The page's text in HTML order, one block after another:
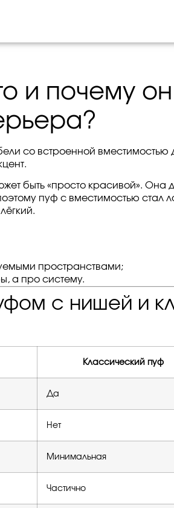
и почему
со встроенной вместимостью
быть «просто красивой». Она
пуф с вместимостью стал
пространствами;
а про систему.
с нишей и
Классический пуф
Да
Нет
Минимальная
Частично